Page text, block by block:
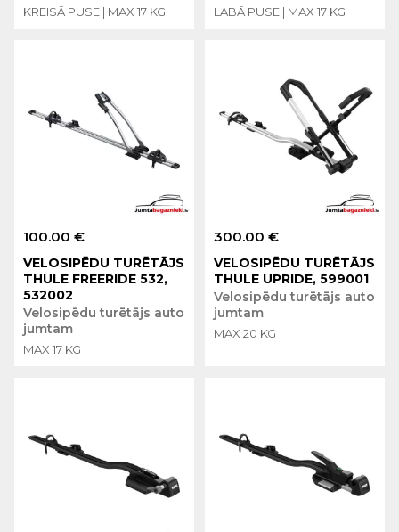
KREISĀ PUSE | MAX 17 KG LABĀ PUSE | MAX 17 KG
100.00 €
VELOSIPĒDU TURĒTĀJS
THULE FREERIDE 532,
532002
Velosipēdu turētājs auto
jumtam
MAX 17 KG
300.00 €
VELOSIPĒDU TURĒTĀJS
THULE UPRIDE, 599001
Velosipēdu turētājs auto
jumtam
MAX 20 KG